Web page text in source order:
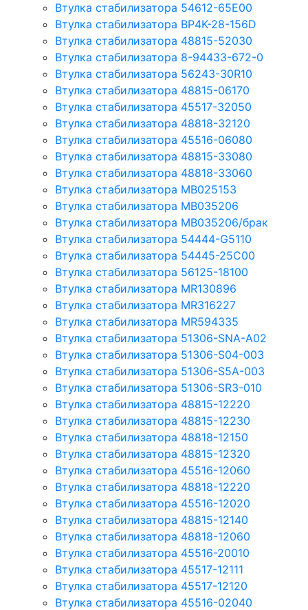
Втулка стабилизатора 54612-65Е00
Втулка стабилизатора BP4K-28-156D
Втулка стабилизатора 48815-52030
Втулка стабилизатора 8-94433-672-0
Втулка стабилизатора 56243-30R10
Втулка стабилизатора 48815-06170
Втулка стабилизатора 45517-32050
Втулка стабилизатора 48818-32120
Втулка стабилизатора 45516-06080
Втулка стабилизатора 48815-33080
Втулка стабилизатора 48818-33060
Втулка стабилизатора MB025153
Втулка стабилизатора MB035206
Втулка стабилизатора MB035206/брак
Втулка стабилизатора 54444-G5110
Втулка стабилизатора 54445-25C00
Втулка стабилизатора 56125-18100
Втулка стабилизатора MR130896
Втулка стабилизатора MR316227
Втулка стабилизатора MR594335
Втулка стабилизатора 51306-SNA-A02
Втулка стабилизатора 51306-S04-003
Втулка стабилизатора 51306-S5A-003
Втулка стабилизатора 51306-SR3-010
Втулка стабилизатора 48815-12220
Втулка стабилизатора 48815-12230
Втулка стабилизатора 48818-12150
Втулка стабилизатора 48815-12320
Втулка стабилизатора 45516-12060
Втулка стабилизатора 48818-12220
Втулка стабилизатора 45516-12020
Втулка стабилизатора 48815-12140
Втулка стабилизатора 48818-12060
Втулка стабилизатора 45516-20010
Втулка стабилизатора 45517-12111
Втулка стабилизатора 45517-12120
Втулка стабилизатора 45516-02040